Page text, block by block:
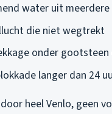
water uit
die niet wegtrekt
onder
langer dan 24
heel Venlo, geen